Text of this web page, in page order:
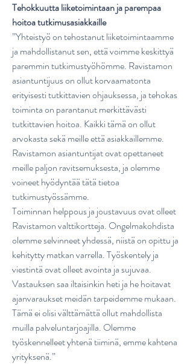
Tehokkuutta liiketoimintaan ja parempaa
hoitoa tutkimusasiakkaille
”Yhteistyö on tehostanut liiketoimintaamme
ja mahdollistanut sen, että voimme keskittyä
paremmin tutkimustyöhömme. Ravistamon
asiantuntijuus on ollut korvaamatonta
erityisesti tutkittavien ohjauksessa, ja tehokas
toiminta on parantanut merkittävästi
tutkittavien hoitoa. Kaikki tämä on ollut
arvokasta sekä meille että asiakkaillemme.
Ravistamon asiantuntijat ovat opettaneet
meille paljon ravitsemuksesta, ja olemme
voineet hyödyntää tätä tietoa
tutkimustyössämme.
Toiminnan helppous ja joustavuus ovat olleet
Ravistamon valttikortteja. Ongelmakohdista
olemme selvinneet yhdessä, niistä on opittu ja
kehitytty matkan varrella. Työskentely ja
viestintä ovat olleet avointa ja sujuvaa.
Vastauksen saa iltaisinkin heti ja he hoitavat
ajanvaraukset meidän tarpeidemme mukaan.
Tämä ei olisi välttämättä ollut mahdollista
muilla palveluntarjoajilla. Olemme
työskennelleet yhtenä tiiminä, emme kahtena
yrityksenä.”